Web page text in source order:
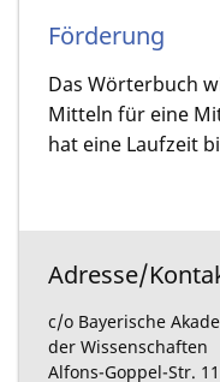
Förderung
Das Wörterbuch
Mitteln für eine
hat eine Laufzeit
Adresse/
c/o Bayerische
der Wissenschaften
Alfons-Goppel-Str. 11